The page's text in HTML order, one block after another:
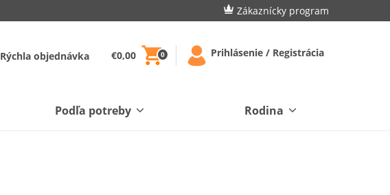
Zákaznícky program
Rýchla objednávka €0,00 0 Prihlásenie / Registrácia
Podľa potreby Rodina